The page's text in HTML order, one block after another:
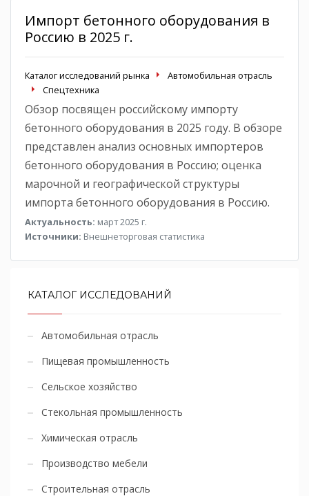
Импорт бетонного оборудования в
Россию в 2025 г.
Каталог исследований рынка
Автомобильная отрасль
Спецтехника
Обзор посвящен российскому импорту
бетонного оборудования в 2025 году. В обзоре
представлен анализ основных импортеров
бетонного оборудования в Россию; оценка
марочной и географической структуры
импорта бетонного оборудования в Россию.
Актуальность: март 2025 г.
Источники: Внешнеторговая статистика
КАТАЛОГ ИССЛЕДОВАНИЙ
Автомобильная отрасль
Пищевая промышленность
Сельское хозяйство
Стекольная промышленность
Химическая отрасль
Производство мебели
Строительная отрасль